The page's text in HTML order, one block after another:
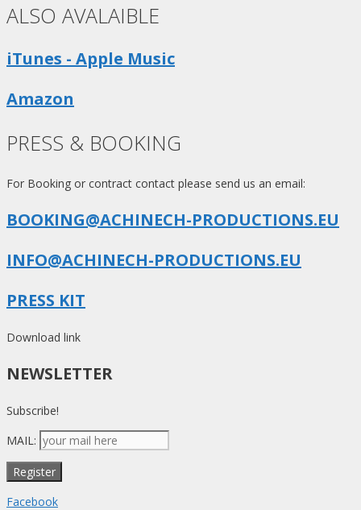
ALSO AVALAIBLE
iTunes - Apple Music
Amazon
PRESS & BOOKING
For Booking or contract contact please send us an email:
BOOKING@ACHINECH-PRODUCTIONS.EU
INFO@ACHINECH-PRODUCTIONS.EU
PRESS KIT
Download link
NEWSLETTER
Subscribe!
MAIL:
Facebook